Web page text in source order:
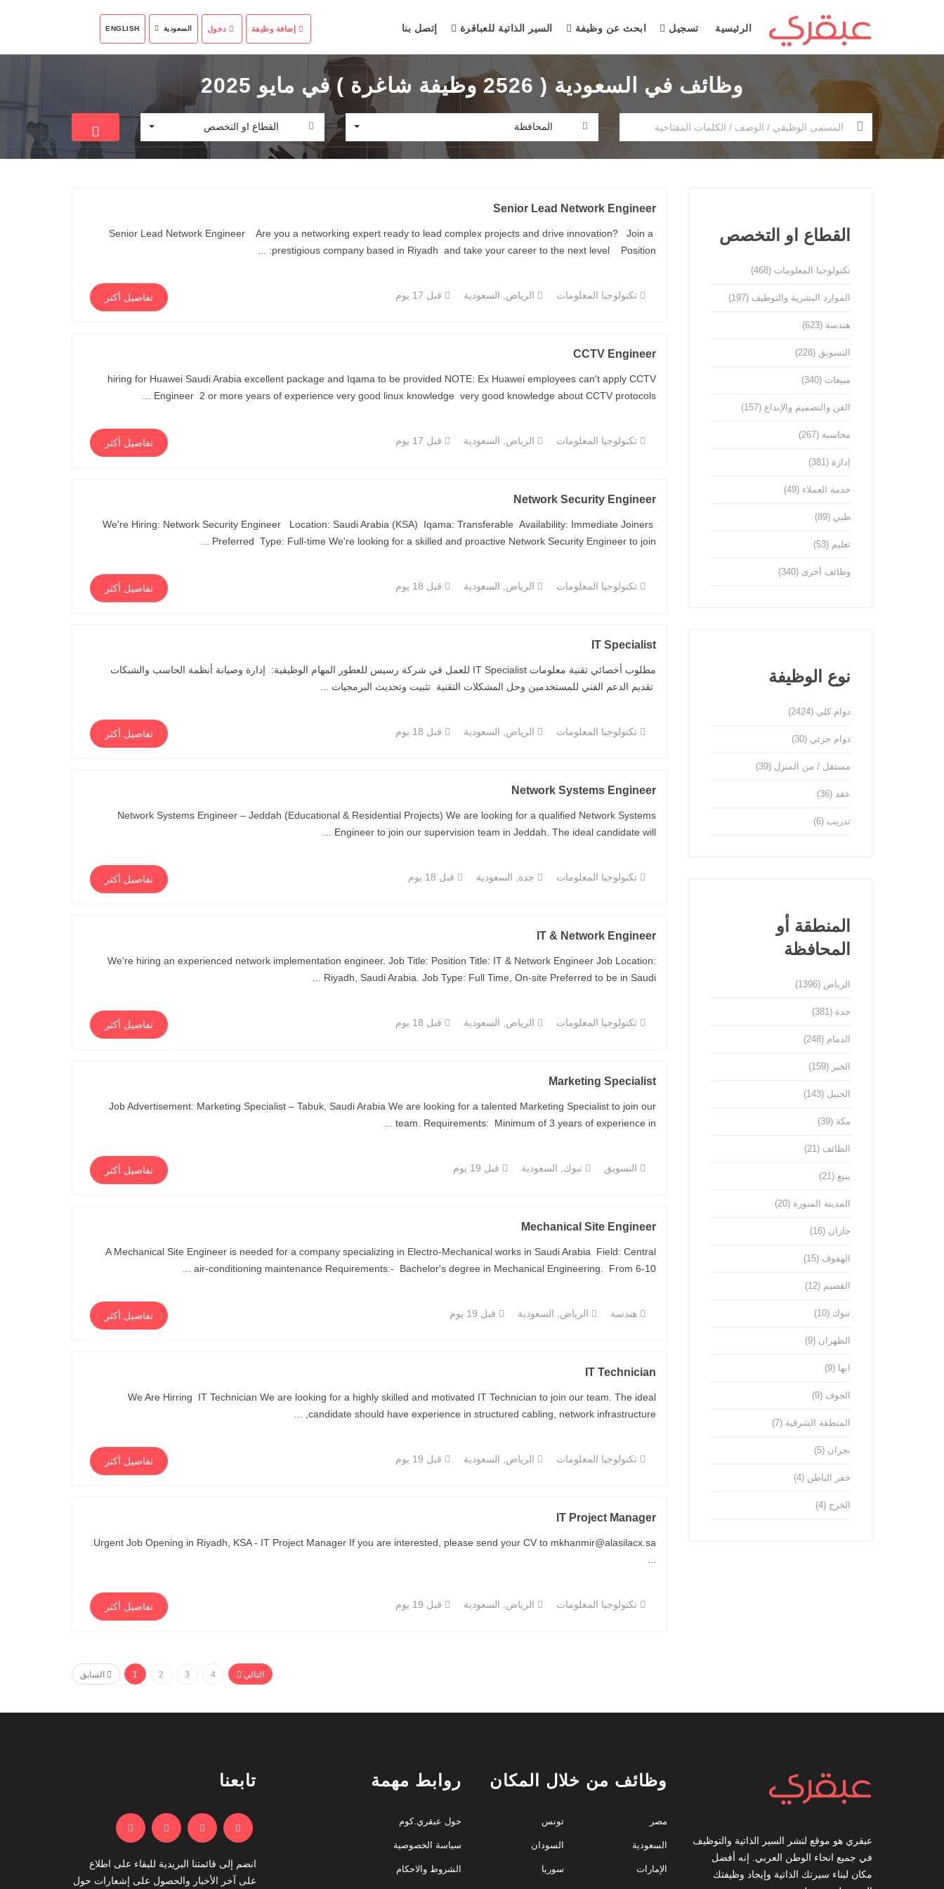
الرئيسية تسجيل ابحث عن وظيفة السير الذاتية للعباقرة إتصل بنا إضافة وظيفة دخول السعودية ENGLISH
وظائف في السعودية ( 2526 وظيفة شاغرة ) في مايو 2025
المحافظة القطاع او التخصص
القطاع او التخصص
تكنولوجيا المعلومات (468)
الموارد البشرية والتوظيف (197)
هندسة (623)
التسويق (228)
مبيعات (340)
الفن والتصميم والإبداع (157)
محاسبة (267)
إدارة (381)
خدمة العملاء (49)
طبي (89)
تعليم (53)
وظائف أخرى (340)
نوع الوظيفة
دوام كلي (2424)
دوام جزئي (30)
مستقل / من المنزل (39)
عقد (36)
تدريب (6)
المنطقة أو
المحافظة
الرياض (1396)
جدة (381)
الدمام (248)
الخبر (159)
الجبيل (143)
مكة (39)
الطائف (21)
ينبع (21)
المدينة المنورة (20)
جازان (16)
الهفوف (15)
القصيم (12)
تبوك (10)
الظهران (9)
ابها (9)
الجوف (9)
المنطقة الشرقية (7)
نجران (5)
حفر الباطن (4)
الخرج (4)
Senior Lead Network Engineer
Senior Lead Network Engineer Are you a networking expert ready to lead complex projects and drive innovation? Join a
prestigious company based in Riyadh and take your career to the next level Position: ...
تكنولوجيا المعلومات الرياض, السعودية قبل 17 يوم تفاصيل أكثر
CCTV Engineer
hiring for Huawei Saudi Arabia excellent package and Iqama to be provided NOTE: Ex Huawei employees can't apply CCTV
Engineer 2 or more years of experience very good linux knowledge very good knowledge about CCTV protocols ...
تكنولوجيا المعلومات الرياض, السعودية قبل 17 يوم تفاصيل أكثر
Network Security Engineer
We're Hiring: Network Security Engineer Location: Saudi Arabia (KSA) Iqama: Transferable Availability: Immediate Joiners
Preferred Type: Full-time We're looking for a skilled and proactive Network Security Engineer to join ...
تكنولوجيا المعلومات الرياض, السعودية قبل 18 يوم تفاصيل أكثر
IT Specialist
مطلوب أخصائي تقنية معلومات IT Specialist للعمل في شركة رسيس للعطور المهام الوظيفية: إدارة وصيانة أنظمة الحاسب والشبكات
تقديم الدعم الفني للمستخدمين وحل المشكلات التقنية تثبيت وتحديث البرمجيات ...
تكنولوجيا المعلومات الرياض, السعودية قبل 18 يوم تفاصيل أكثر
Network Systems Engineer
Network Systems Engineer – Jeddah (Educational & Residential Projects) We are looking for a qualified Network Systems
Engineer to join our supervision team in Jeddah. The ideal candidate will ...
تكنولوجيا المعلومات جدة, السعودية قبل 18 يوم تفاصيل أكثر
IT & Network Engineer
We're hiring an experienced network implementation engineer. Job Title: Position Title: IT & Network Engineer Job Location:
Riyadh, Saudi Arabia. Job Type: Full Time, On-site Preferred to be in Saudi ...
تكنولوجيا المعلومات الرياض, السعودية قبل 18 يوم تفاصيل أكثر
Marketing Specialist
Job Advertisement: Marketing Specialist – Tabuk, Saudi Arabia We are looking for a talented Marketing Specialist to join our
team. Requirements: Minimum of 3 years of experience in ...
التسويق تبوك, السعودية قبل 19 يوم تفاصيل أكثر
Mechanical Site Engineer
A Mechanical Site Engineer is needed for a company specializing in Electro-Mechanical works in Saudi Arabia Field: Central
air-conditioning maintenance Requirements:- Bachelor's degree in Mechanical Engineering. From 6-10 ...
هندسة الرياض, السعودية قبل 19 يوم تفاصيل أكثر
IT Technician
We Are Hirring IT Technician We are looking for a highly skilled and motivated IT Technician to join our team. The ideal
candidate should have experience in structured cabling, network infrastructure, ...
تكنولوجيا المعلومات الرياض, السعودية قبل 19 يوم تفاصيل أكثر
IT Project Manager
تكنولوجيا المعلومات الرياض, السعودية قبل 19 يوم تفاصيل أكثر
السابق 1 2 3 4 التالي
عبقري هو موقع لنشر السير الذاتية والتوظيف
في جميع انحاء الوطن العربي. إنه أفضل
مكان لبناء سيرتك الذاتية وإيجاد وظيفتك
وظائف من خلال المكان
مصر
السعودية
الإمارات
تونس
السودان
سوريا
روابط مهمة
حول عبقري.كوم
سياسة الخصوصية
الشروط والاحكام
تابعنا
انضم إلى قائمتنا البريدية للبقاء على اطلاع
على آخر الأخبار والحصول على إشعارات حول